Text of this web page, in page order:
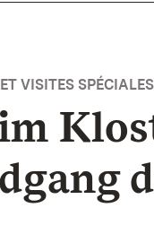
VISITES SPÉCIALES